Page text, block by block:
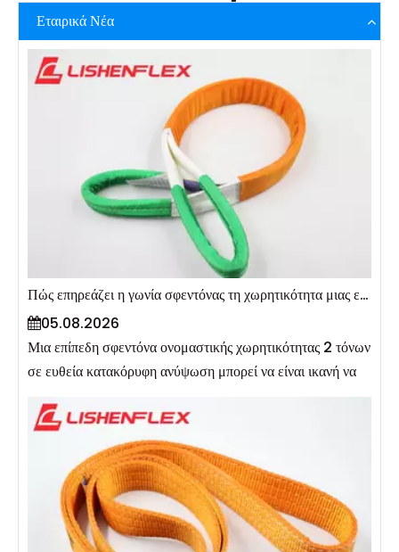
Εταιρικά Νέα
Πώς επηρεάζει η γωνία σφεντόνας τη χωρητικότητα μιας επίπεδης σφεντόνας;
05.08.2026
Μια επίπεδη σφεντόνα ονομαστικής χωρητικότητας 2 τόνων
σε ευθεία κατακόρυφη ανύψωση μπορεί να είναι ικανή να
γωνία 60°. Αυτό συμβαίνει επειδή η γωνία της σφεντόνας
επηρεάζει άμεσα την τάση σε κάθε σκέλος της σφεντόνας -
όσο μικρότερη είναι η γωνία μεταξύ της σφεντόνας και της
οριζόντιας, τόσο μεγαλύτερη είναι η τάση. Σύμφωνα με το
EN 1492-1 και το ASME B30.9, η χωρητικότητα πρέπει να
μειωθεί όταν οι ιμάντες χρησιμοποιούνται υπό γωνία ή σε